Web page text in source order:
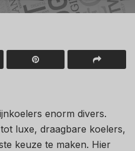
enorm divers.
luxe, draagbare koelers,
keuze te maken. Hier